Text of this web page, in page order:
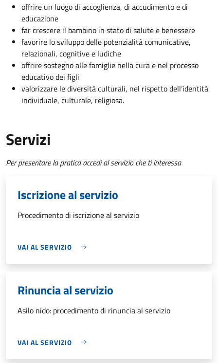
offrire un luogo di accoglienza, di accudimento e di
educazione
far crescere il bambino in stato di salute e benessere
favorire lo sviluppo delle potenzialità comunicative,
relazionali, cognitive e ludiche
offrire sostegno alle famiglie nella cura e nel processo
educativo dei figli
valorizzare le diversità culturali, nel rispetto dell’identità
individuale, culturale, religiosa.
Servizi
Per presentare la pratica accedi al servizio che ti interessa
Iscrizione al servizio
Procedimento di iscrizione al servizio
VAI AL SERVIZIO
Rinuncia al servizio
Asilo nido: procedimento di rinuncia al servizio
VAI AL SERVIZIO